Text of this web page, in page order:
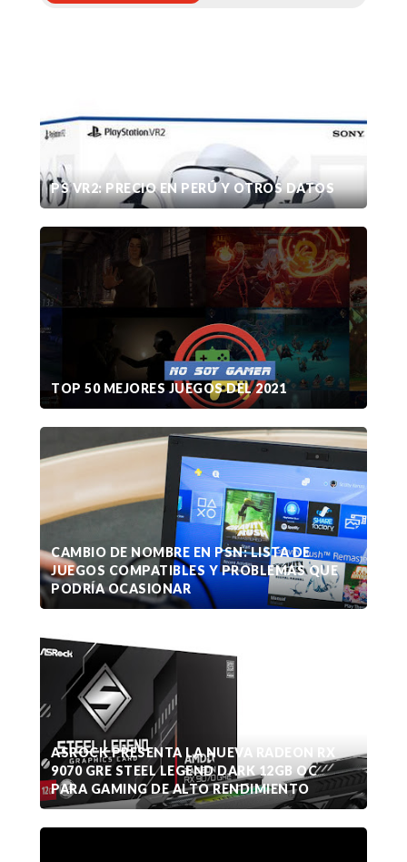
PS VR2: PRECIO EN PERÚ Y OTROS DATOS
TOP 50 MEJORES JUEGOS DEL 2021
CAMBIO DE NOMBRE EN PSN: LISTA DE
JUEGOS COMPATIBLES Y PROBLEMAS QUE
PODRÍA OCASIONAR
ASROCK PRESENTA LA NUEVA RADEON RX
9070 GRE STEEL LEGEND DARK 12GB OC
PARA GAMING DE ALTO RENDIMIENTO